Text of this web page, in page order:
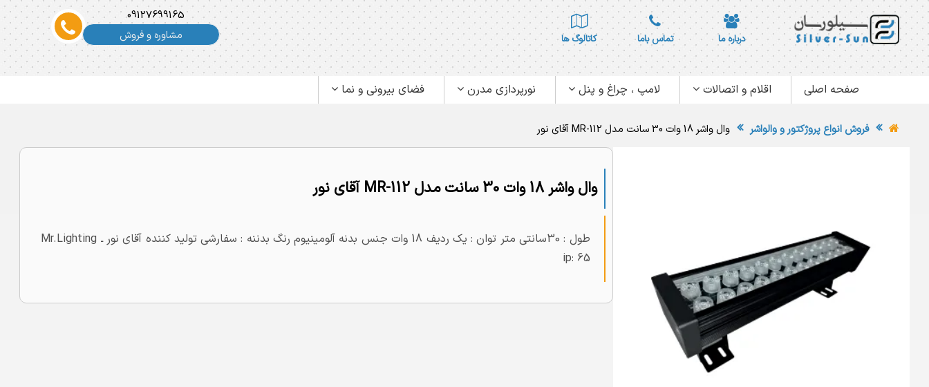
درباره ما تماس باما کاتالوگ ها
09127699165
مشاوره و فروش
صفحه اصلی اقلام و اتصالات لامپ ، چراغ و پنل نورپردازی مدرن فضای بیرونی و نما
فروش انواع پروژکتور و والواشر وال واشر 18 وات 30 سانت مدل MR-112 آقای نور
وال واشر 18 وات 30 سانت مدل MR-112 آقای نور
طول : 30سانتی متر توان : یک ردیف 18 وات جنس بدنه آلومینیوم رنگ بدننه : سفارشی تولید کننده آقای نور ـ Mr.Lighting
ip: 65